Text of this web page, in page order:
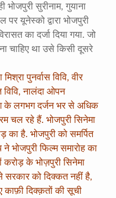
सुरीनाम, गुयाना
यूनेस्को द्वारा भोजपुरी
का दर्जा दिया गया. जो
चाहिए था उसे किसी दूसरे
पुनर्वास विवि, वीर
विवि, नालंदा ओपन
के लगभग दर्जन भर से अधिक
चल रहे हैं. भोजपुरी सिनेमा
का है. भोजपुरी को समर्पित
भोजपुरी फिल्म समारोह का
करोड़ के भोज़पुरी सिनेमा
सरकार को दिक्कत नहीं है,
काफ़ी दिक्क़तों की सूची